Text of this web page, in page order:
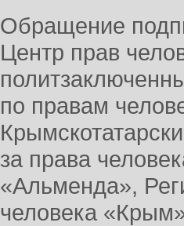
Обращение
Центр прав
по правам
за права
«Альменда»,
человека